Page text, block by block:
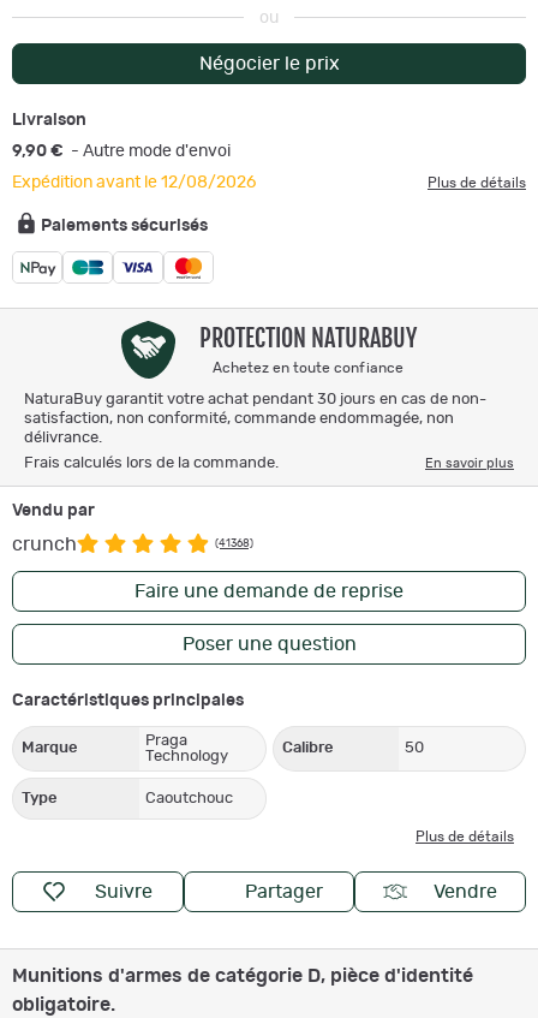
ou
Négocier le prix
Livraison
9,90 € - Autre mode d'envoi
Expédition avant le 12/08/2026
Plus de détails
Paiements sécurisés
PROTECTION NATURABUY
Achetez en toute confiance
NaturaBuy garantit votre achat pendant 30 jours en cas de non-
satisfaction, non conformité, commande endommagée, non
délivrance.
Frais calculés lors de la commande.
En savoir plus
Vendu par
crunch (41368)
Faire une demande de reprise
Poser une question
Caractéristiques principales
Marque
Praga
Technology
Calibre 50
Type Caoutchouc
Plus de détails
Suivre Partager Vendre
Munitions d'armes de catégorie D, pièce d'identité
obligatoire.